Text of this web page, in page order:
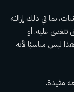
بما في ذلك إزالته
تتغذى عليه. أو
ليس مناسبًا لأنه
مفيدة.